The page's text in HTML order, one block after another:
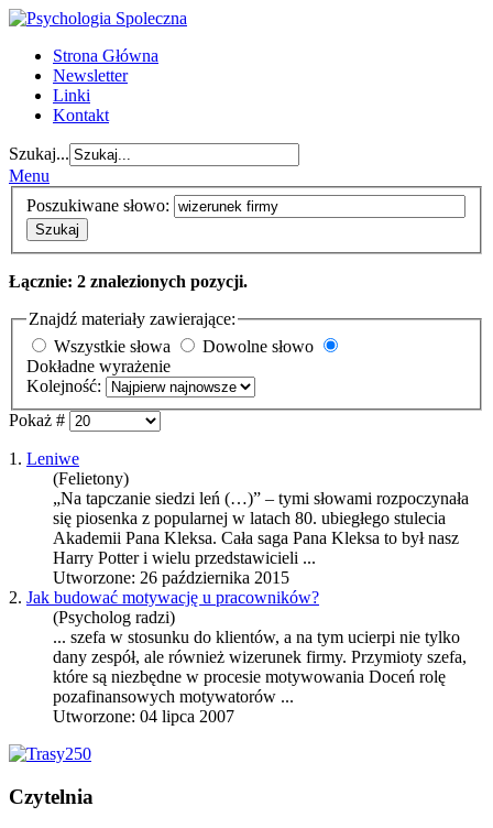
Strona Główna
Newsletter
Linki
Kontakt
Szukaj...
Menu
Poszukiwane słowo:
Szukaj
Łącznie: 2 znalezionych pozycji.
Znajdź materiały zawierające:
Wszystkie słowa
Dowolne słowo
Dokładne wyrażenie
Kolejność:
Pokaż #
1. Leniwe
(Felietony)
„Na tapczanie siedzi leń (…)” – tymi słowami rozpoczynała
się piosenka z popularnej w latach 80. ubiegłego stulecia
Akademii Pana Kleksa. Cała saga Pana Kleksa to był nasz
Harry Potter i wielu przedstawicieli ...
Utworzone: 26 października 2015
2. Jak budować motywację u pracowników?
(Psycholog radzi)
... szefa w stosunku do klientów, a na tym ucierpi nie tylko
dany zespół, ale również wizerunek firmy. Przymioty szefa,
które są niezbędne w procesie motywowania Doceń rolę
pozafinansowych motywatorów ...
Utworzone: 04 lipca 2007
Czytelnia